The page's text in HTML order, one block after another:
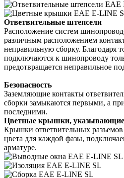
Ответвительные штепсели
Расположение систем
различным расположением
неправильную сборку. Благодаря
подключаются к шинопроводу
предотвращается неправильное
Безопасность
Заземляющие контакты
сборки замыкаются первыми, а
последними.
Цветные крышки, указывающие
Крышки ответвительных
цвета для каждой фазы,
арматуре.